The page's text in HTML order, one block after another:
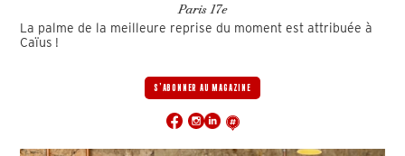
Paris 17e
La palme de la meilleure reprise du moment est attribuée à
Caïus !
S'ABONNER AU MAGAZINE